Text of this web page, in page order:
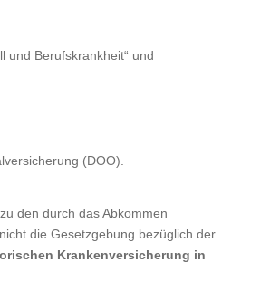
und Berufskrankheit“ und
(DOO).
den durch das Abkommen
die Gesetzgebung bezüglich der
Krankenversicherung in